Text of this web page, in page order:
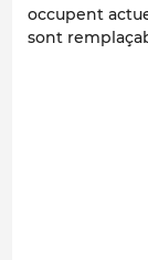
occupent
sont